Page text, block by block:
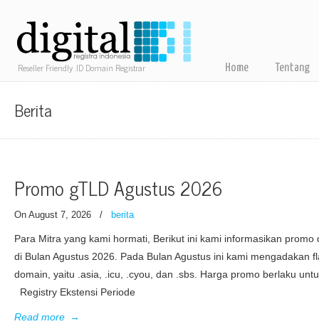
Reseller Friendly .ID Domain Registrar Home Tentang
Berita
Promo gTLD Agustus 2026
On August 7, 2026 / berita
Para Mitra yang kami hormati, Berikut ini kami informasikan
di Bulan Agustus 2026. Pada Bulan Agustus ini kami mengadakan
domain, yaitu .asia, .icu, .cyou, dan .sbs. Harga promo berlaku
Registry Ekstensi Periode
Read more →